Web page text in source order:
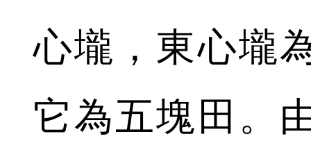
心壠，東心壠
它為五塊田。